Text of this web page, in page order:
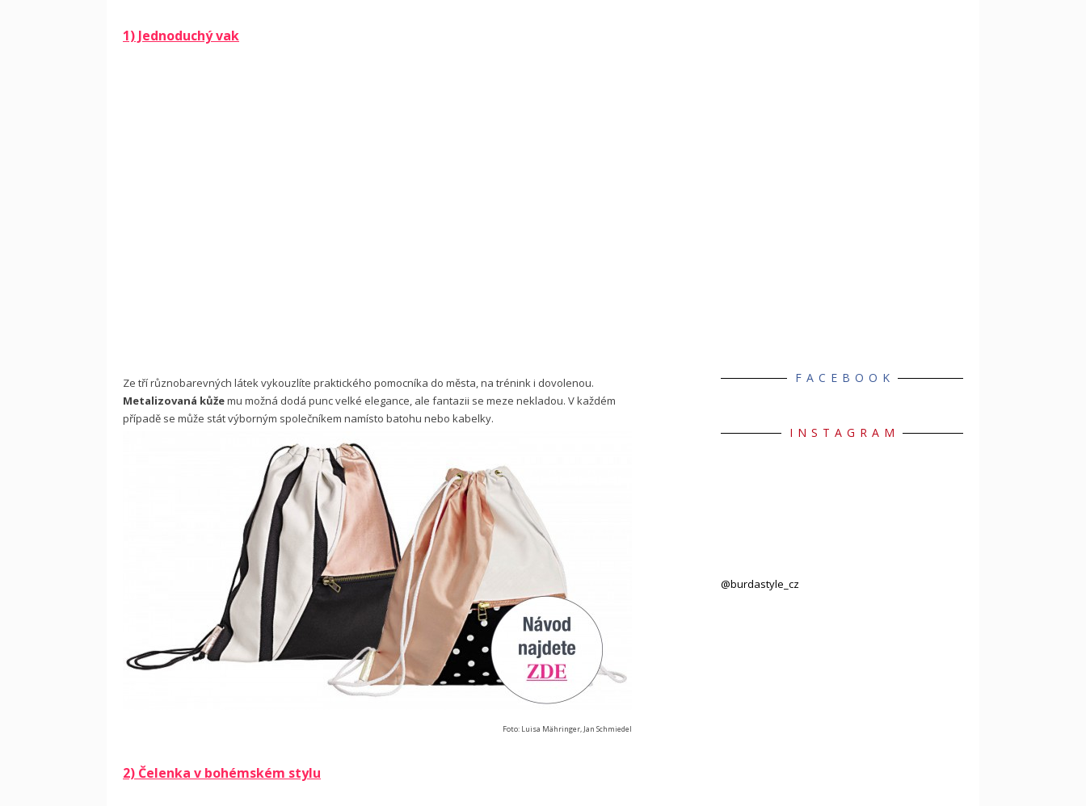
1) Jednoduchý vak
Ze tří různobarevných látek vykouzlíte praktického pomocníka do města, na trénink i dovolenou.
Metalizovaná kůžemu možná dodá punc velké elegance, ale fantazii se meze nekladou. V každém
případě se může stát výborným společníkem namísto batohu nebo kabelky.
Foto: Luisa Mähringer, Jan Schmiedel
2) Čelenka v bohémském stylu
FACEBOOK
INSTAGRAM
@burdastyle_cz